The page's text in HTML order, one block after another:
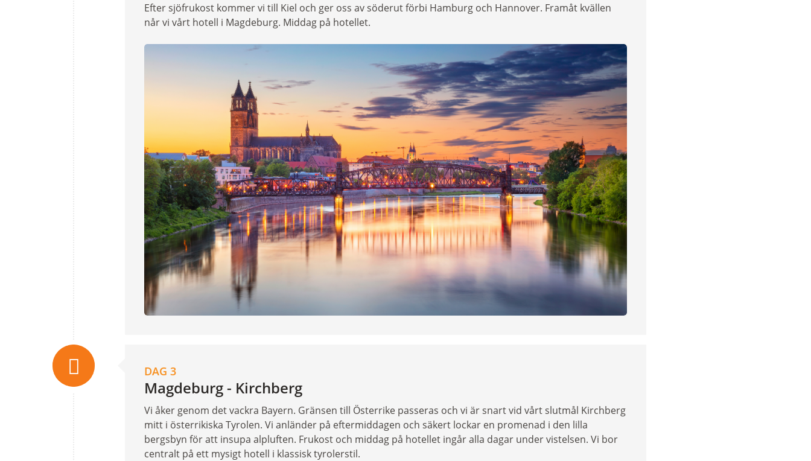
Efter sjöfrukost kommer vi till Kiel och ger oss av söderut förbi Hamburg och Hannover. Framåt kvällen
når vi vårt hotell i Magdeburg. Middag på hotellet.
DAG 3
Magdeburg - Kirchberg
Vi åker genom det vackra Bayern. Gränsen till Österrike passeras och vi är snart vid vårt slutmål Kirchberg
mitt i österrikiska Tyrolen. Vi anländer på eftermiddagen och säkert lockar en promenad i den lilla
bergsbyn för att insupa alpluften. Frukost och middag på hotellet ingår alla dagar under vistelsen. Vi bor
centralt på ett mysigt hotell i klassisk tyrolerstil.